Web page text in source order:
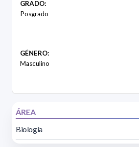
GRADO:
Posgrado
GÉNERO:
Masculino
ÁREA
Biología